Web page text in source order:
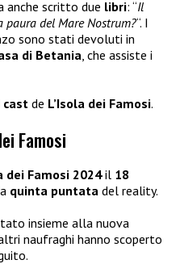
anche scritto due libri: “Il
paura del Mare Nostrum?“. I
sono stati devoluti in
di Betania , che assiste i
cast de L’Isola dei Famosi.
Famosi
dei Famosi 2024il 18
quinta puntata del reality.
insieme alla nuova
naufraghi hanno scoperto